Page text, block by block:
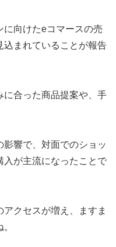
向けたeコマースの売
込まれていることが報告
に合った商品提案や、手
響で、対面でのショッ
入が主流になったことで
クセスが増え、ますま